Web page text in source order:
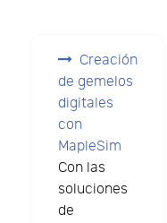
Creación
de gemelos
digitales
con
MapleSim
Con las
soluciones
de